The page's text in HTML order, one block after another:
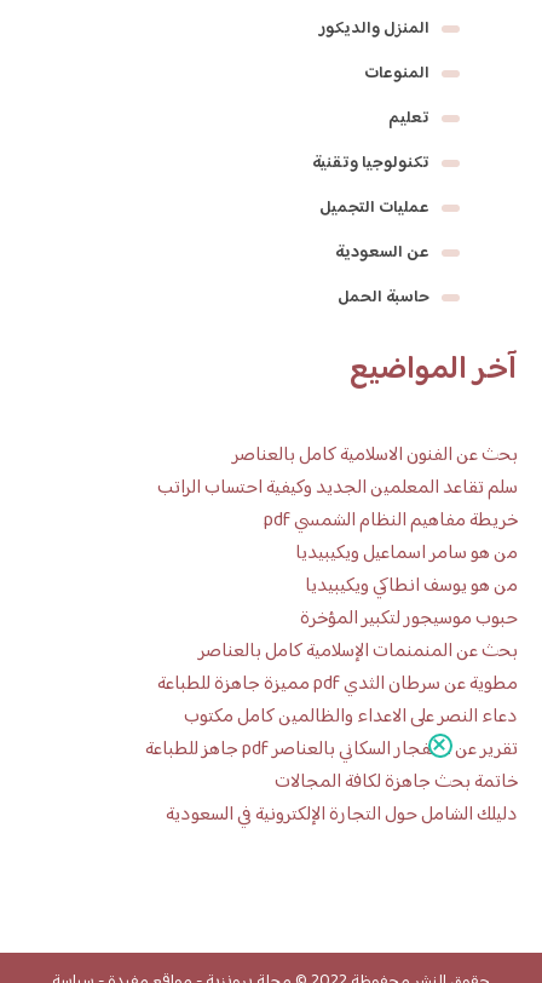
المنزل والديكور
المنوعات
تعليم
تكنولوجيا وتقنية
عمليات التجميل
عن السعودية
حاسبة الحمل
آخر المواضيع
بحث عن الفنون الاسلامية كامل بالعناصر
سلم تقاعد المعلمين الجديد وكيفية احتساب الراتب
خريطة مفاهيم النظام الشمسي pdf
من هو سامر اسماعيل ويكيبيديا
من هو يوسف انطاكي ويكيبيديا
حبوب موسيجور لتكبير المؤخرة
بحث عن المنمنمات الإسلامية كامل بالعناصر
مطوية عن سرطان الثدي pdf مميزة جاهزة للطباعة
دعاء النصر على الاعداء والظالمين كامل مكتوب
تقرير عن الانفجار السكاني بالعناصر pdf جاهز للطباعة
خاتمة بحث جاهزة لكافة المجالات
دليلك الشامل حول التجارة الإلكترونية في السعودية